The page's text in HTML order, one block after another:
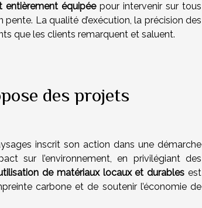
entièrement équipéepour intervenir sur tous
pente. La qualité d’exécution, la précision des
que les clients remarquent et saluent.
des projets
inscrit son action dans une démarche
sur l’environnement, en privilégiant des
de matériaux locaux et durablesest
carbone et de soutenir l’économie de